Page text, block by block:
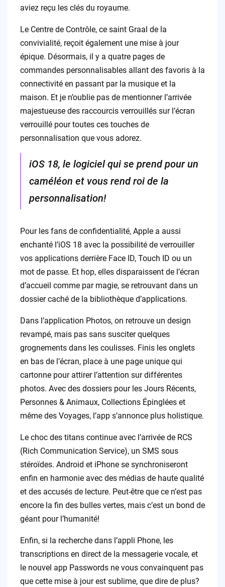
aviez reçu les clés du royaume.
Le Centre de Contrôle, ce saint Graal de la
convivialité, reçoit également une mise à jour
épique. Désormais, il y a quatre pages de
commandes personnalisables allant des favoris à la
connectivité en passant par la musique et la
maison. Et je n’oublie pas de mentionner l’arrivée
majestueuse des raccourcis verrouillés sur l’écran
verrouillé pour toutes ces touches de
personnalisation que vous adorez.
iOS 18, le logiciel qui se prend pour un
caméléon et vous rend roi de la
personnalisation!
Pour les fans de confidentialité, Apple a aussi
enchanté l’iOS 18 avec la possibilité de verrouiller
vos applications derrière Face ID, Touch ID ou un
mot de passe. Et hop, elles disparaissent de l’écran
d’accueil comme par magie, se retrouvant dans un
dossier caché de la bibliothèque d’applications.
Dans l’application Photos, on retrouve un design
revampé, mais pas sans susciter quelques
grognements dans les coulisses. Finis les onglets
en bas de l’écran, place à une page unique qui
cartonne pour attirer l’attention sur différentes
photos. Avec des dossiers pour les Jours Récents,
Personnes & Animaux, Collections Épinglées et
même des Voyages, l’app s’annonce plus holistique.
Le choc des titans continue avec l’arrivée de RCS
(Rich Communication Service), un SMS sous
stéroïdes. Android et iPhone se synchroniseront
enfin en harmonie avec des médias de haute qualité
et des accusés de lecture. Peut-être que ce n’est pas
encore la fin des bulles vertes, mais c’est un bond de
géant pour l’humanité!
Enfin, si la recherche dans l’appli Phone, les
transcriptions en direct de la messagerie vocale, et
le nouvel app Passwords ne vous convainquent pas
que cette mise à jour est sublime, que dire de plus?